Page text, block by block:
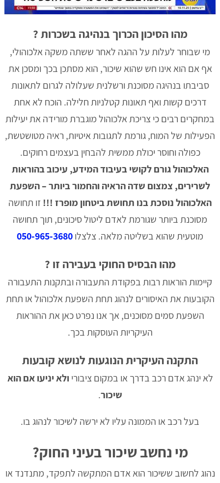
מהו הסיכון הכרוך בנהיגה בשכרות?
מי שבוחר לעלות על ההגה לאחר ששתה משקה אלכוהולי,
אף אם הוא אינו חש שהוא שיכור, הוא מסתכן בכך ומסכן את
סביבתו בנהיגה מסוכנת ורשלנית שעלולה לגרום לתאונות
דרכים קשות ואף תאונות קטלניות חלילה. הוכח לא אחת
במחקרים רבים כי צריכת אלכוהול מוגברת מורידה את יעילות
הפעילות של המוח, גורמת לתגובות איטיות, ראיה מטושטשת,
כפולה וחוסר יכולת ממשית להבחין בעצמים רחוקים.
האלכוהול גורם לקושי בעיבוד המידע, עיכוב בהוראות
לשרירים, צמצום שדה הראיה והחמור ביותר – השפעת
האלכוהול נוסכת בנו תחושת ביטחון מופרז !!! זו תחושה
מסוכנת ביותר שגורמת לאדם ליטול סיכונים, תוך תחושה
מוטעית שהוא בשליטה מלאה. צלצלו050-965-3680
מהו הבסיס החוקי בעבירה זו ?
קיימות הוראות רבות בפקודת התעבורה ובתקנות התעבורה
הקובעות את האיסורים לנהוג תחת השפעת אלכוהול או תחת
השפעת סמים מסוכנים, אך אנו נפרט כאן את ההוראות
העיקריות העוסקות בכך.
התקנה העיקרית הנוגעות לנושא קובעות
לא ינהג אדם רכב בדרך או במקום ציבורי ולא יניעו אם הוא
שיכור.
בעל רכב או הממונה עליו לא ירשה לשיכור לנהוג בו.
מי נחשב שיכור בעיני החוק?
נהוג לחשוב ששיכור הוא אדם המתקשה לתפקד, מתנדנד או